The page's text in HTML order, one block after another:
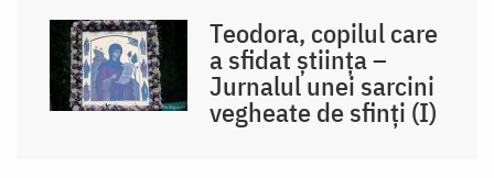
Teodora, copilul care
a sfidat știința –
Jurnalul unei sarcini
vegheate de sfinți (I)